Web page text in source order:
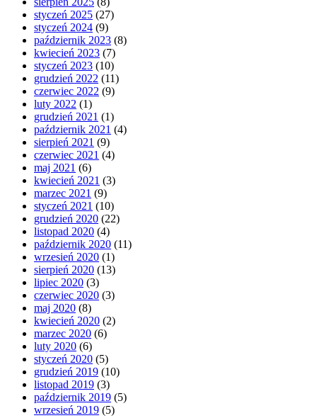
styczeń 2025 (27)
styczeń 2024 (9)
październik 2023 (8)
kwiecień 2023 (7)
styczeń 2023 (10)
grudzień 2022 (11)
czerwiec 2022 (9)
luty 2022 (1)
grudzień 2021 (1)
październik 2021 (4)
sierpień 2021 (9)
czerwiec 2021 (4)
maj 2021 (6)
kwiecień 2021 (3)
marzec 2021 (9)
styczeń 2021 (10)
grudzień 2020 (22)
listopad 2020 (4)
październik 2020 (11)
wrzesień 2020 (1)
sierpień 2020 (13)
lipiec 2020 (3)
czerwiec 2020 (3)
maj 2020 (8)
kwiecień 2020 (2)
marzec 2020 (6)
luty 2020 (6)
styczeń 2020 (5)
grudzień 2019 (10)
listopad 2019 (3)
październik 2019 (5)
wrzesień 2019 (5)